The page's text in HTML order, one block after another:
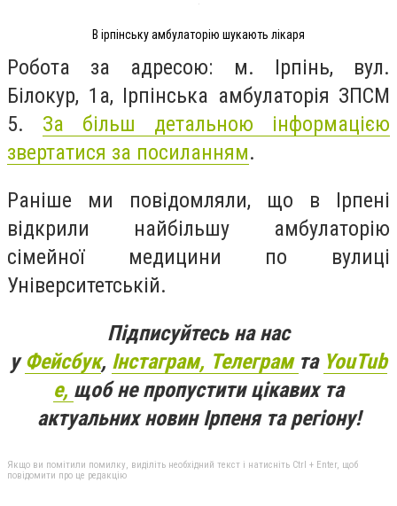
В ірпінську амбулаторію шукають лікаря
Робота за адресою: м. Ірпінь, вул.
Білокур, 1а, Ірпінська амбулаторія ЗПСМ
5. За більш детальною інформацією
звертатися за посиланням.
Раніше ми повідомляли, що в Ірпені
відкрили найбільшу амбулаторію
сімейної медицини по вулиці
Університетській.
Підписуйтесь на нас
уФейсбук, Інстаграм, Телеграм та YouTub
e, щоб не пропустити цікавих та
актуальних новин Ірпеня та регіону!
Якщо ви помітили помилку, виділіть необхідний текст і натисніть Ctrl + Enter, щоб
повідомити про це редакцію